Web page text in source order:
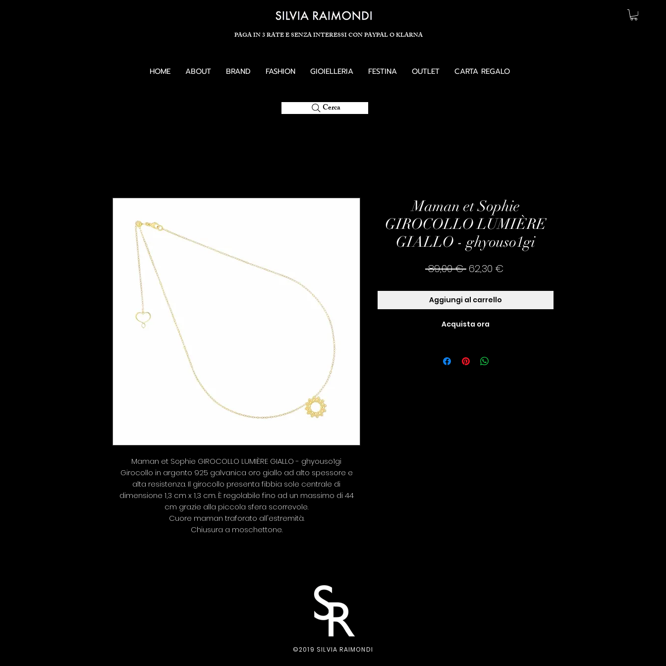
PAGA IN 3 RATE E SENZA INTERESSI CON PAYPAL O KLARNA
HOME ABOUT BRAND FASHION GIOIELLERIA FESTINA OUTLET CARTA REGALO
Cerca
Maman et Sophie GIROCOLLO LUMIÈRE GIALLO - ghyouso1gi
Girocollo in argento 925 galvanica oro giallo ad alto spessore e
alta resistenza. Il girocollo presenta fibbia sole centrale di
dimensione 1,3 cm x 1,3 cm. È regolabile fino ad un massimo di 44
cm grazie alla piccola sfera scorrevole.
Cuore maman traforato all'estremità.
Chiusura a moschettone.
Maman et Sophie
GIROCOLLO LUMIÈRE
GIALLO - ghyouso1gi
89,00 € Prezzo
62,30 €
Aggiungi al carrello
Acquista ora
©2019 SILVIA RAIMONDI